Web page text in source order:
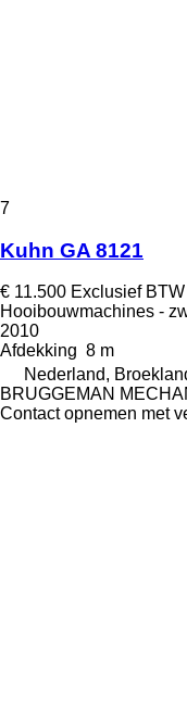
7
Kuhn GA 8121
€ 11.500 Exclusief BTW
Hooibouwmachines -
2010
Afdekking 8 m
Nederland,
BRUGGEMAN
Contact opnemen met